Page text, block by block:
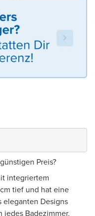
Preis?
integriertem
tief und hat eine
eleganten Designs
jedes Badezimmer.